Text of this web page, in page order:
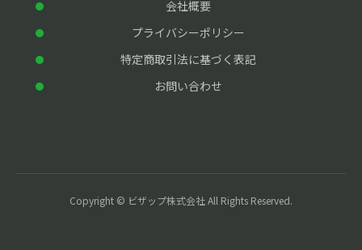
会社概要
プライバシーポリシー
特定商取引法に基づく表記
お問い合わせ
Copyright © ビザップ株式会社 All Rights Reserved.